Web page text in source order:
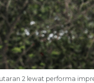
2 lewat performa